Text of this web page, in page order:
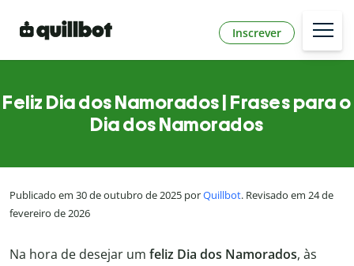
Inscrever
Feliz Dia dos Namorados | Frases para o
Dia dos Namorados
Publicado em 30 de outubro de 2025 porQuillbot. Revisado em 24 de
fevereiro de 2026
Na hora de desejar um feliz Dia dos Namorados, às